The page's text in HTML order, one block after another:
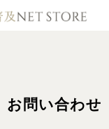
お問い合わせ